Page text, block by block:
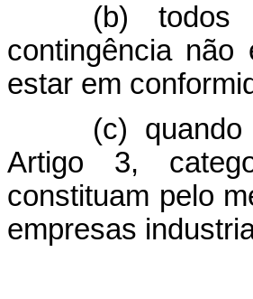
(b) todos
contingência
estar em
(c)
Artigo 3,
constituam pelo
empresas